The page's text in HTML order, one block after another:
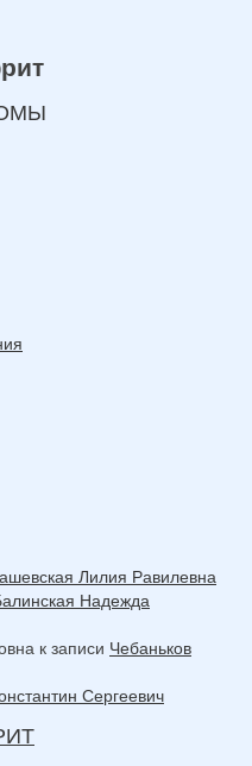
Лилия Равилевна
Надежда
к записи Чебаньков
Сергеевич